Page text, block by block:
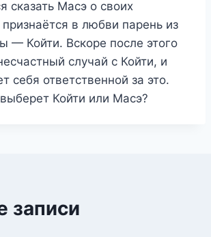
сказать Масэ о своих
признаётся в любви парень из
— Койти. Вскоре после этого
случай с Койти, и
себя ответственной за это.
Койти или Масэ?
записи